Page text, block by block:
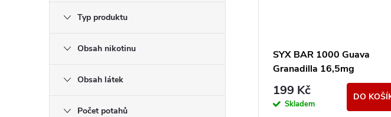
Typ produktu
Obsah nikotinu
Obsah látek
Počet potahů
SYX BAR 1000 Guava
Granadilla 16,5mg
199 Kč
Skladem
DO